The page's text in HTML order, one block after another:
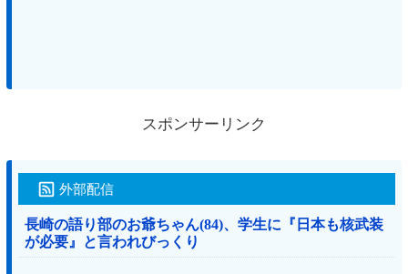
スポンサーリンク
外部配信
長崎の語り部のお爺ちゃん(84)、学生に『日本も核武装
が必要』と言われびっくり